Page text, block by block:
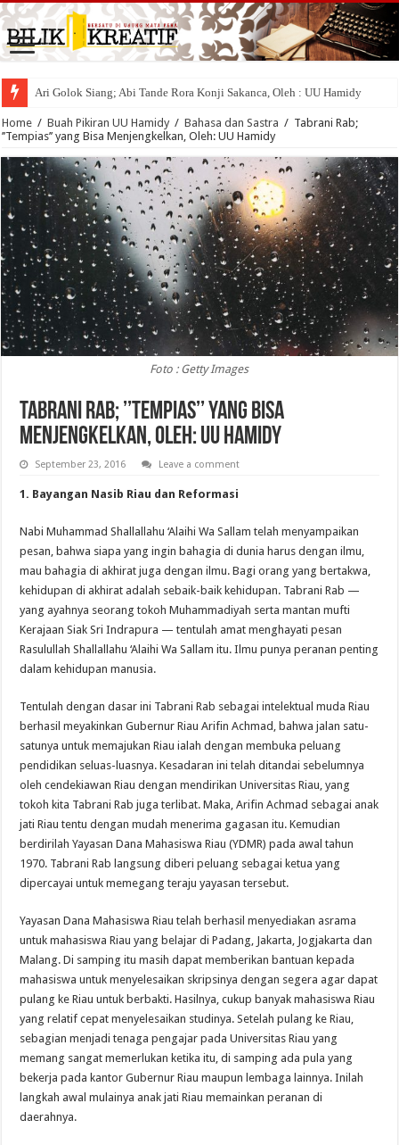
Ari Golok Siang; Abi Tande Rora Konji Sakanca, Oleh : UU Hamidy
Home / Buah Pikiran UU Hamidy / Bahasa dan Sastra / Tabrani Rab;
’’Tempias’’ yang Bisa Menjengkelkan, Oleh: UU Hamidy
Foto : Getty Images
Tabrani Rab; ’’Tempias’’ yang Bisa
Menjengkelkan, Oleh: UU Hamidy
September 23, 2016 Leave a comment
1. Bayangan Nasib Riau dan Reformasi
Nabi Muhammad Shallallahu ‘Alaihi Wa Sallam telah menyampaikan
pesan, bahwa siapa yang ingin bahagia di dunia harus dengan ilmu,
mau bahagia di akhirat juga dengan ilmu. Bagi orang yang bertakwa,
kehidupan di akhirat adalah sebaik-baik kehidupan. Tabrani Rab —
yang ayahnya seorang tokoh Muhammadiyah serta mantan mufti
Kerajaan Siak Sri Indrapura — tentulah amat menghayati pesan
Rasulullah Shallallahu ‘Alaihi Wa Sallam itu. Ilmu punya peranan penting
dalam kehidupan manusia.
Tentulah dengan dasar ini Tabrani Rab sebagai intelektual muda Riau
berhasil meyakinkan Gubernur Riau Arifin Achmad, bahwa jalan satu-
satunya untuk memajukan Riau ialah dengan membuka peluang
pendidikan seluas-luasnya. Kesadaran ini telah ditandai sebelumnya
oleh cendekiawan Riau dengan mendirikan Universitas Riau, yang
tokoh kita Tabrani Rab juga terlibat. Maka, Arifin Achmad sebagai anak
jati Riau tentu dengan mudah menerima gagasan itu. Kemudian
berdirilah Yayasan Dana Mahasiswa Riau (YDMR) pada awal tahun
1970. Tabrani Rab langsung diberi peluang sebagai ketua yang
dipercayai untuk memegang teraju yayasan tersebut.
Yayasan Dana Mahasiswa Riau telah berhasil menyediakan asrama
untuk mahasiswa Riau yang belajar di Padang, Jakarta, Jogjakarta dan
Malang. Di samping itu masih dapat memberikan bantuan kepada
mahasiswa untuk menyelesaikan skripsinya dengan segera agar dapat
pulang ke Riau untuk berbakti. Hasilnya, cukup banyak mahasiswa Riau
yang relatif cepat menyelesaikan studinya. Setelah pulang ke Riau,
sebagian menjadi tenaga pengajar pada Universitas Riau yang
memang sangat memerlukan ketika itu, di samping ada pula yang
bekerja pada kantor Gubernur Riau maupun lembaga lainnya. Inilah
langkah awal mulainya anak jati Riau memainkan peranan di
daerahnya.